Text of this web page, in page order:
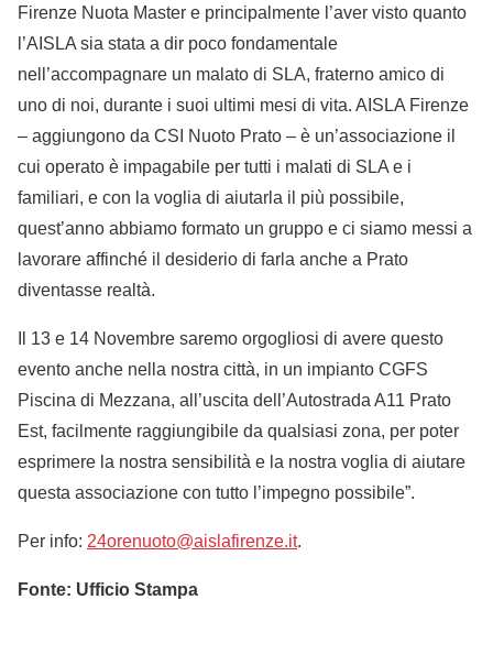
Firenze Nuota Master e principalmente l’aver visto quanto
l’AISLA sia stata a dir poco fondamentale
nell’accompagnare un malato di SLA, fraterno amico di
uno di noi, durante i suoi ultimi mesi di vita. AISLA Firenze
– aggiungono da CSI Nuoto Prato – è un’associazione il
cui operato è impagabile per tutti i malati di SLA e i
familiari, e con la voglia di aiutarla il più possibile,
quest’anno abbiamo formato un gruppo e ci siamo messi a
lavorare affinché il desiderio di farla anche a Prato
diventasse realtà.
Il 13 e 14 Novembre saremo orgogliosi di avere questo
evento anche nella nostra città, in un impianto CGFS
Piscina di Mezzana, all’uscita dell’Autostrada A11 Prato
Est, facilmente raggiungibile da qualsiasi zona, per poter
esprimere la nostra sensibilità e la nostra voglia di aiutare
questa associazione con tutto l’impegno possibile”.
Per info: 24orenuoto@aislafirenze.it.
Fonte: Ufficio Stampa